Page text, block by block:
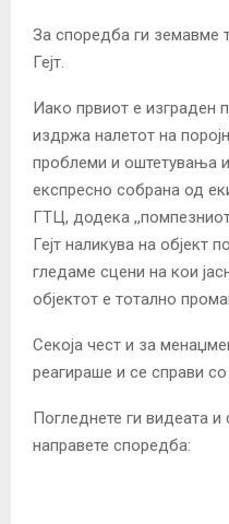
За споредба ги земавме
Гејт.
Иако првиот е изграден
издржа налетот на
проблеми и оштетувања
експресно собрана од
ГТЦ, додека
Гејт наликува на објект
гледаме сцени на кои
објектот е тотално
Секоја чест и за
реагираше и се справи
Погледнете ги видеата
направете споредба: